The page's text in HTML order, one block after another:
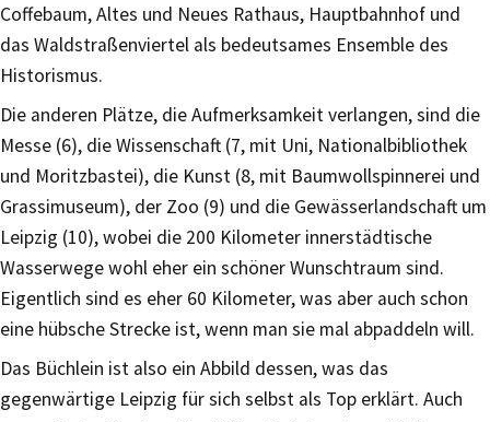
Coffebaum, Altes und Neues Rathaus, Hauptbahnhof und
das Waldstraßenviertel als bedeutsames Ensemble des
Historismus.
Die anderen Plätze, die Aufmerksamkeit verlangen, sind die
Messe (6), die Wissenschaft (7, mit Uni, Nationalbibliothek
und Moritzbastei), die Kunst (8, mit Baumwollspinnerei und
Grassimuseum), der Zoo (9) und die Gewässerlandschaft um
Leipzig (10), wobei die 200 Kilometer innerstädtische
Wasserwege wohl eher ein schöner Wunschtraum sind.
Eigentlich sind es eher 60 Kilometer, was aber auch schon
eine hübsche Strecke ist, wenn man sie mal abpaddeln will.
Das Büchlein ist also ein Abbild dessen, was das
gegenwärtige Leipzig für sich selbst als Top erklärt. Auch